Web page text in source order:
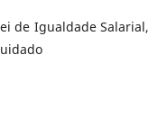
de Igualdade Salarial,